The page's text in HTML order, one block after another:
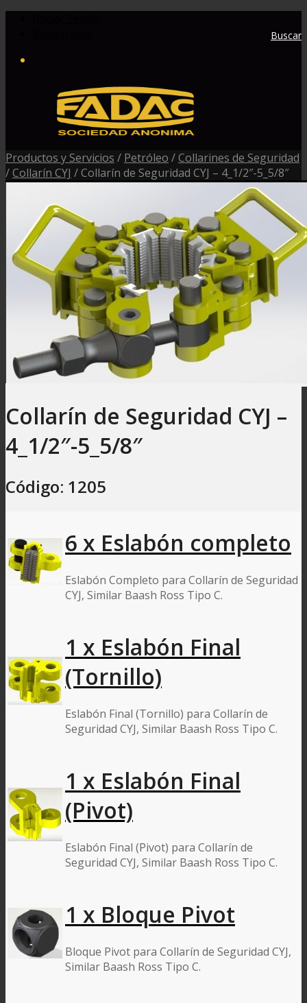
Buscar
Productos y Servicios / Petróleo /Collarines de Seguridad
/Collarín CYJ /Collarín de Seguridad CYJ – 4_1/2″-5_5/8″
Collarín de Seguridad CYJ –
4_1/2″-5_5/8″
Código: 1205
6 x Eslabón completo
Eslabón Completo para Collarín de Seguridad
CYJ, Similar Baash Ross Tipo C.
1 x Eslabón Final
(Tornillo)
Eslabón Final (Tornillo) para Collarín de
Seguridad CYJ, Similar Baash Ross Tipo C.
1 x Eslabón Final
(Pivot)
Eslabón Final (Pivot) para Collarín de
Seguridad CYJ, Similar Baash Ross Tipo C.
1 x Bloque Pivot
Bloque Pivot para Collarín de Seguridad CYJ,
Similar Baash Ross Tipo C.